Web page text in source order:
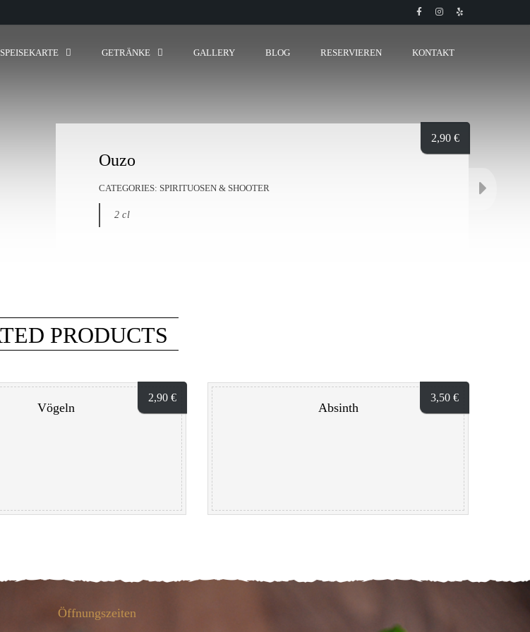
SPEISEKARTE GETRÄNKE GALLERY BLOG RESERVIEREN KONTAKT
Ouzo
CATEGORIES: SPIRITUOSEN & SHOOTER
2 cl
2,90 €
PRODUCTS
2,90 €
Vögeln
3,50 €
Absinth
Öffnungszeiten